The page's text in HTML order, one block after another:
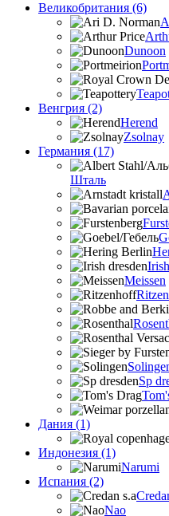
Великобритания (6)
Dunoon
Венгрия (2)
Herend
Zsolnay
Германия (17)
Шталь
Meissen
Sp
Дания (1)
Индонезия (1)
Narumi
Испания (2)
Nao